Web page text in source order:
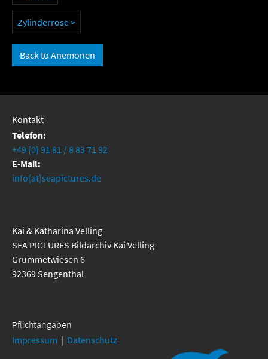
Zylinderrose >
Back to Anemonen
Kontakt
Telefon:
+49 (0) 91 81 / 8 83 71 92
E-Mail:
info(at)seapictures.de
Kai & Katharina Velling
SEA PICTURES Bildarchiv Kai Velling
Grummetwiesen 6
92369 Sengenthal
Pflichtangaben
Impressum | Datenschutz